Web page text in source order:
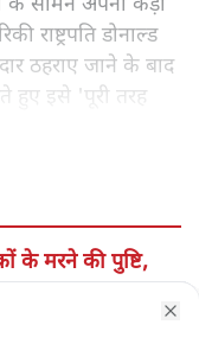
राष्ट्रपति डोनाल्ड
ठहराए जाने के बाद
हुए इसे 'पूरी तरह
के मरने की पुष्टि,